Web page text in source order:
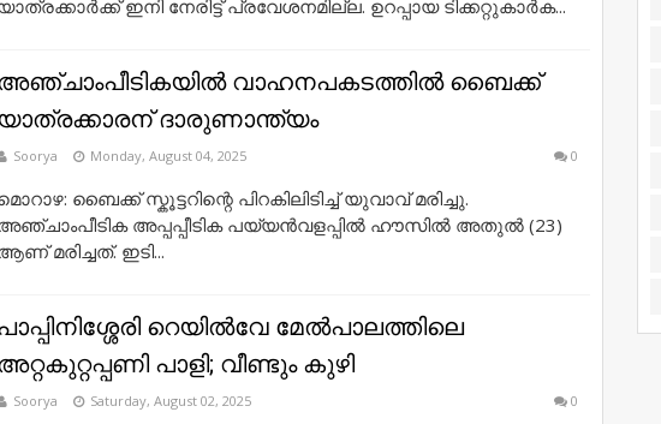
ഇനി നേരിട്ട് പ്രവേശനമില്ല. ഉറപ്പായ ടിക്കറ്റുകാർക...
വാഹനപകടത്തിൽ ബൈക്ക്
ദാരുണാന്ത്യം
Soorya Monday, August 04, 2025 0
ബൈക്ക് സ്കൂട്ടറിന്റെ പിറകിലിടിച്ച് യുവാവ് മരിച്ചു.
അപ്പപ്പീടിക പയ്യൻവളപ്പിൽ ഹൗസിൽ അതുൽ (23)
മരിച്ചത്. ഇടി...
റെയിൽവേ മേൽപാലത്തിലെ
പാളി; വീണ്ടും കുഴി
Soorya Saturday, August 02, 2025 0